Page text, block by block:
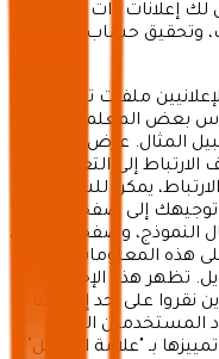
لك إعلانات ذات صلة
وتحقيق حساب عادل
ملفات تعريف
بعض المعلمات
المثال. عرض إعلان أو
إلى التعرف
يمكن للشريك
توجيهك إلى صفحة
وصفحة التأكيد،
هذه المعلومات، يقوم
تظهر هذه الإحصائيات
على أحد إعلاناتنا.
المستخدمين الذين
بـ "علامة التحويل"